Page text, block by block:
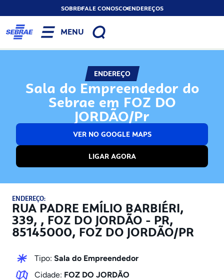
SOBREFALE CONOSCOENDEREÇOS
MENU
ENDEREÇO
Sala do Empreendedor do
Sebrae em FOZ DO
JORDÃO/Pr
VER NO GOOGLE MAPS
LIGAR AGORA
ENDEREÇO:
RUA PADRE EMÍLIO BARBIÉRI,
339, , FOZ DO JORDÃO - PR,
85145000, FOZ DO JORDÃO/PR
Tipo: Sala do Empreendedor
Cidade: FOZ DO JORDÃO